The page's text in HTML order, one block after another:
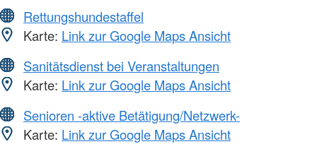
Rettungshundestaffel
Karte: Link zur Google Maps Ansicht
Sanitätsdienst bei Veranstaltungen
Karte: Link zur Google Maps Ansicht
Senioren -aktive Betätigung/Netzwerk-
Karte: Link zur Google Maps Ansicht